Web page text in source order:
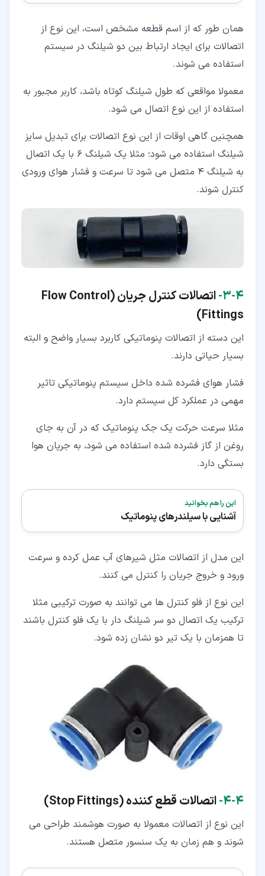
همان طور که از اسم قطعه مشخص است، این نوع از
اتصالات برای ایجاد ارتباط بین دو شیلنگ در سیستم
استفاده می شوند.
معمولا مواقعی که طول شیلنگ کوتاه باشد، کاربر مجبور به
استفاده از این نوع اتصال می شود.
همچنین گاهی اوقات از این نوع اتصالات برای تبدیل سایز
شیلنگ استفاده می شود؛ مثلا یک شیلنگ 6 با یک اتصال
به شیلنگ 4 متصل می شود تا سرعت و فشار هوای ورودی
کنترل شوند.
۴‏-‏۳‏- اتصالات کنترل جریان (Flow Control
Fittings
)
این دسته از اتصالات پنوماتیکی کاربرد بسیار واضح و البته
بسیار حیاتی دارند.
فشار هوای فشرده شده داخل سیستم پنوماتیکی تاثیر
مهمی در عملکرد کل سیستم دارد.
مثلا سرعت حرکت یک جک پنوماتیک که در آن به جای
روغن از گاز فشرده شده استفاده می شود، به جریان هوا
بستگی دارد.
این را هم بخوانید
آشنایی با سیلندرهای پنوماتیک
این مدل از اتصالات مثل شیرهای آب عمل کرده و سرعت
ورود و خروج جریان را کنترل می کنند.
این نوع از فلو کنترل ها می توانند به صورت ترکیبی مثلا
ترکیب یک اتصال دو سر شیلنگ دار با یک فلو کنترل باشند
تا همزمان با یک تیر دو نشان زده شود.
۴‏-‏۴‏- اتصالات قطع کننده (Stop Fittings
)
این نوع از اتصالات معمولا به صورت هوشمند طراحی می
شوند و هم زمان به یک سنسور متصل هستند.